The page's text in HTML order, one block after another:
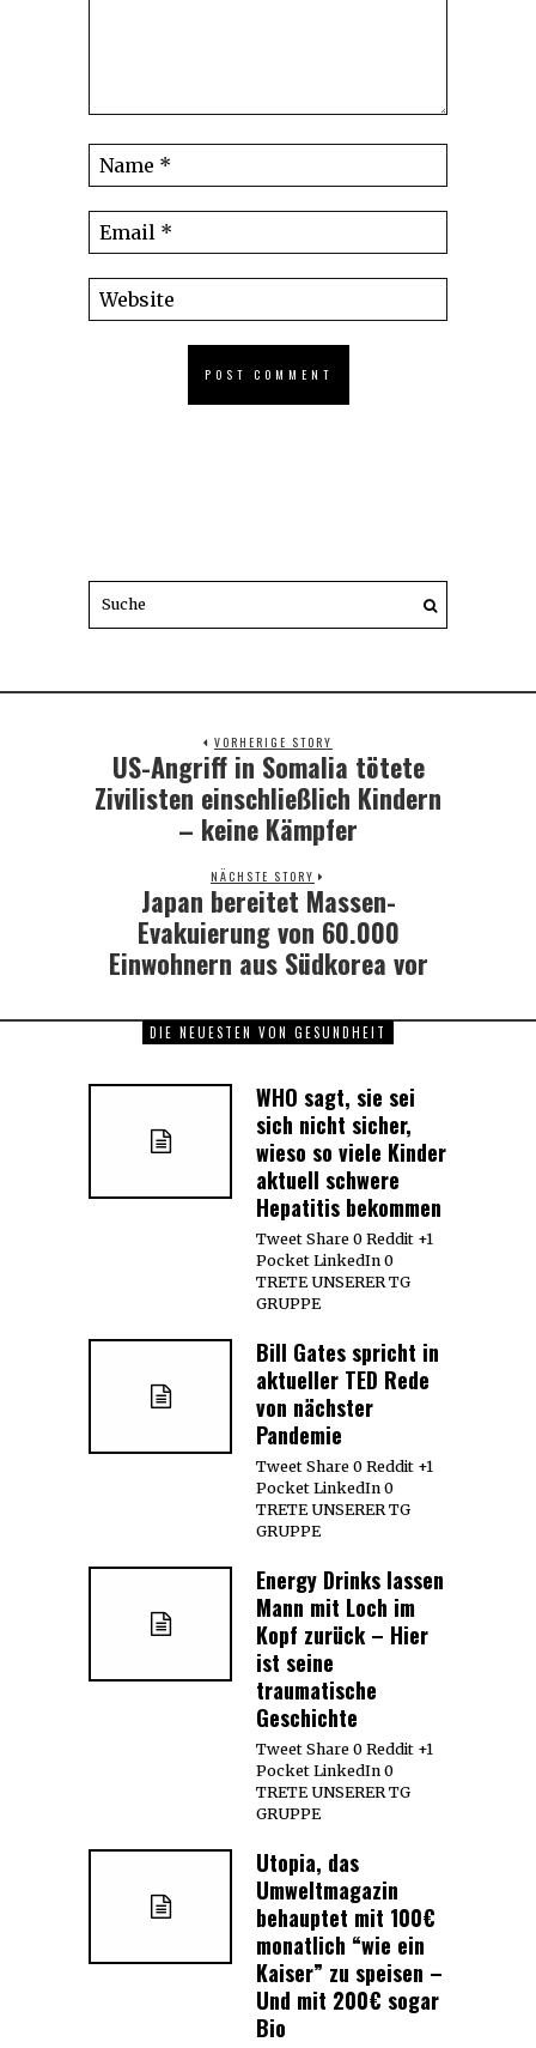
VORHERIGE STORY
Previous
post:
US-Angriff in Somalia tötete
Zivilisten einschließlich Kindern
– keine Kämpfer
NÄCHSTE STORY
Next
post:
Japan bereitet Massen-
Evakuierung von 60.000
Einwohnern aus Südkorea vor
DIE NEUESTEN VON GESUNDHEIT
WHO sagt, sie sei
sich nicht sicher,
wieso so viele Kinder
aktuell schwere
Hepatitis bekommen
Tweet Share 0 Reddit +1
Pocket LinkedIn 0
TRETE UNSERER TG
GRUPPE
Bill Gates spricht in
aktueller TED Rede
von nächster
Pandemie
Tweet Share 0 Reddit +1
Pocket LinkedIn 0
TRETE UNSERER TG
GRUPPE
Energy Drinks lassen
Mann mit Loch im
Kopf zurück – Hier
ist seine
traumatische
Geschichte
Tweet Share 0 Reddit +1
Pocket LinkedIn 0
TRETE UNSERER TG
GRUPPE
Utopia, das
Umweltmagazin
behauptet mit 100€
monatlich “wie ein
Kaiser” zu speisen –
Und mit 200€ sogar
Bio